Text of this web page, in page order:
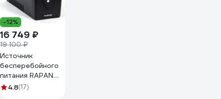
-12%
16 749 ₽
19 100 ₽
Источник
бесперебойного
питания RAPAN
UPS 1500 220В
4.8(17)